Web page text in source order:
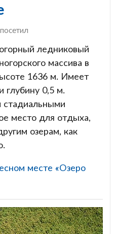
ледниковый
массива в
1636 м. Имеет
глубину 0,5 м.
место для отдыха,
озерам, как
месте «Озеро